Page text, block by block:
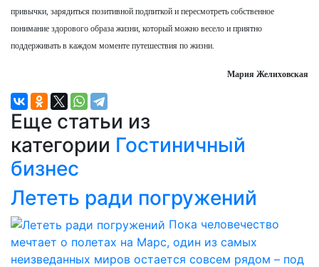
привычки, зарядиться позитивной подпиткой и пересмотреть собственное
понимание здорового образа жизни, который можно весело и приятно
поддерживать в каждом моменте путешествия по жизни.
Мария Желиховская
Еще статьи из
категории Гостиничный
бизнес
Лететь ради погружений
Пока человечество
мечтает о полетах на Марс, один из самых
неизведанных миров остается совсем рядом – под